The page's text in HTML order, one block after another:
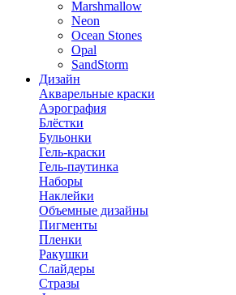
Marshmallow
Neon
Ocean Stones
Opal
SandStorm
Дизайн
Акварельные краски
Аэрография
Блёстки
Бульонки
Гель-краски
Гель-паутинка
Наборы
Наклейки
Объемные дизайны
Пигменты
Пленки
Ракушки
Слайдеры
Стразы